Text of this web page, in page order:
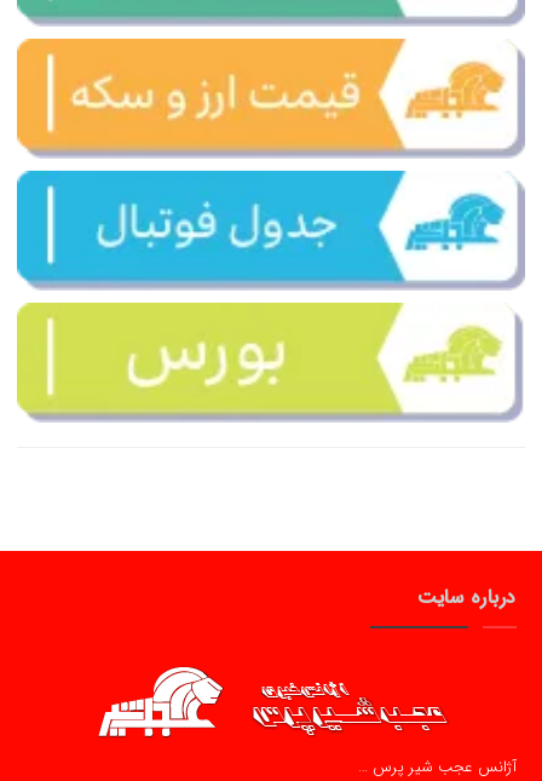
درباره سایت
آژانس عجب شیر پرس …